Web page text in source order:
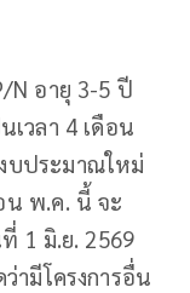
N อายุ 3-5 ปี
วลา 4 เดือน
บประมาณใหม่
น พ.ค. นี้ จะ
1 มิ.ย. 2569
ว่ามีโครงการอื่น